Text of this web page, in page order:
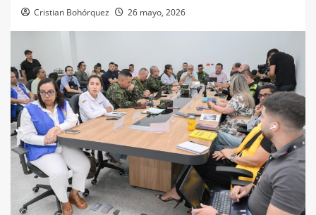
Cristian Bohórquez 26 mayo, 2026